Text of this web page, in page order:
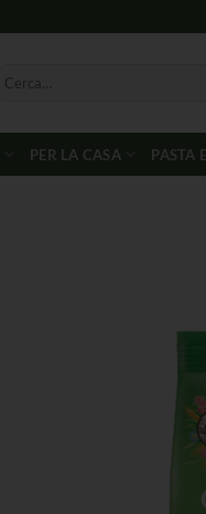
PER LA CASA PASTA